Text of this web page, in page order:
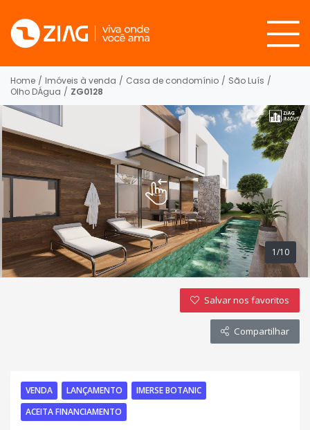
Home / Imóveis à venda / Casa de condomínio / São Luís /
Olho DÁgua / ZG0128
1/10
Salvar nos favoritos
Compartilhar
VENDA LANÇAMENTO
IMERSE BOTANIC
ACEITA FINANCIAMENTO